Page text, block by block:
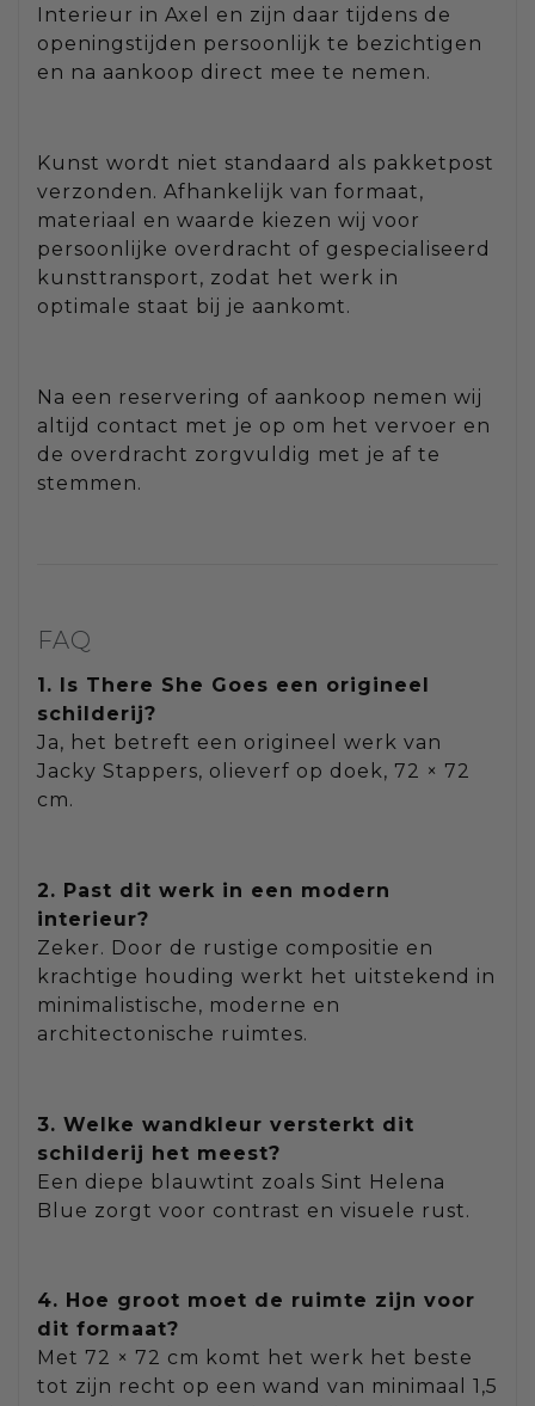
Interieur in Axel en zijn daar tijdens de
openingstijden persoonlijk te bezichtigen
en na aankoop direct mee te nemen.
Kunst wordt niet standaard als pakketpost
verzonden. Afhankelijk van formaat,
materiaal en waarde kiezen wij voor
persoonlijke overdracht of gespecialiseerd
kunsttransport, zodat het werk in
optimale staat bij je aankomt.
Na een reservering of aankoop nemen wij
altijd contact met je op om het vervoer en
de overdracht zorgvuldig met je af te
stemmen.
FAQ
1. Is There She Goes een origineel
schilderij?
Ja, het betreft een origineel werk van
Jacky Stappers, olieverf op doek, 72 × 72
cm.
2. Past dit werk in een modern
interieur?
Zeker. Door de rustige compositie en
krachtige houding werkt het uitstekend in
minimalistische, moderne en
architectonische ruimtes.
3. Welke wandkleur versterkt dit
schilderij het meest?
Een diepe blauwtint zoals Sint Helena
Blue zorgt voor contrast en visuele rust.
4. Hoe groot moet de ruimte zijn voor
dit formaat?
Met 72 × 72 cm komt het werk het beste
tot zijn recht op een wand van minimaal 1,5